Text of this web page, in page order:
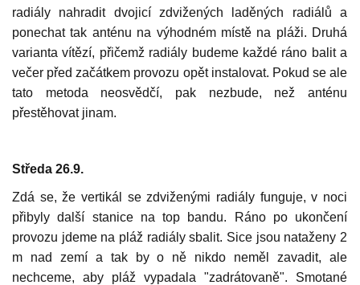
radiály nahradit dvojicí zdvižených laděných radiálů a
ponechat tak anténu na výhodném místě na pláži. Druhá
varianta vítězí, přičemž radiály budeme každé ráno balit a
večer před začátkem provozu opět instalovat. Pokud se ale
tato metoda neosvědčí, pak nezbude, než anténu
přestěhovat jinam.
Středa 26.9.
Zdá se, že vertikál se zdviženými radiály funguje, v noci
přibyly další stanice na top bandu. Ráno po ukončení
provozu jdeme na pláž radiály sbalit. Sice jsou nataženy 2
m nad zemí a tak by o ně nikdo neměl zavadit, ale
nechceme, aby pláž vypadala "zadrátovaně". Smotané